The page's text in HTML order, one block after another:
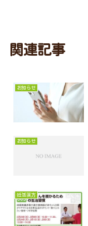
関連記事
お知らせ
お知らせ
妊活漢方